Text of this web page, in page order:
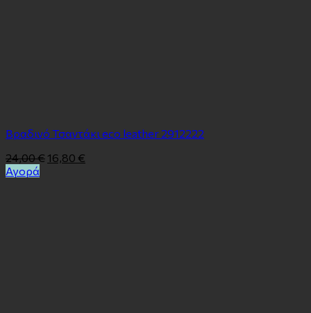
Βραδινό Τσαντάκι eco leather 2912222
24,00€ 16,80 €
Αγορά